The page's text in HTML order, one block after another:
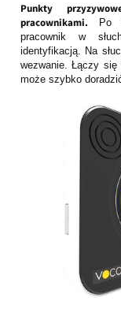
Punkty
pracownikami. Po
pracownik w
identyfikacją. Na
wezwanie. Łączy się
może szybko